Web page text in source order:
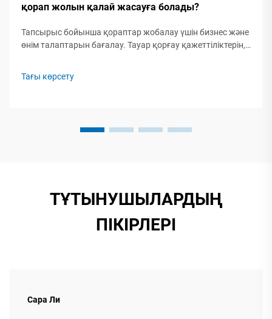
қорап жолын қалай жасауға болады?
Тапсырыс бойынша қораптар жобалау үшін бизнес және
өнім талаптарын бағалау. Тауар қорғау қажеттіліктерін,
баптау басталады. 2023 жылғы П...
Тағы көрсету
ТҰТЫНУШЫЛАРДЫҢ
ПІКІРЛЕРІ
Сара Ли